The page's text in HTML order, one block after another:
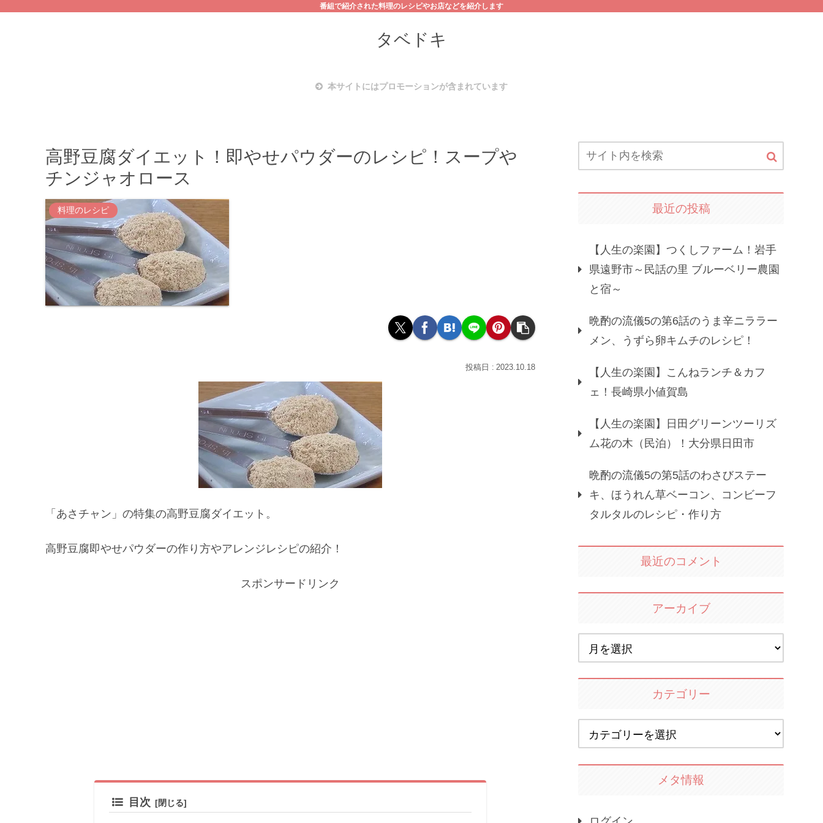
番組で紹介された料理のレシピやお店などを紹介します
タベドキ
本サイトにはプロモーションが含まれています
高野豆腐ダイエット！即やせパウダーのレシピ！スープや
チンジャオロース
料理のレシピ
2023.10.18
「あさチャン」の特集の高野豆腐ダイエット。
高野豆腐即やせパウダーの作り方やアレンジレシピの紹介！
スポンサードリンク
目次
最近の投稿
【人生の楽園】つくしファーム！岩手
県遠野市～民話の里 ブルーベリー農園
と宿～
晩酌の流儀5の第6話のうま辛ニララー
メン、うずら卵キムチのレシピ！
【人生の楽園】こんねランチ＆カフ
ェ！長崎県小値賀島
【人生の楽園】日田グリーンツーリズ
ム花の木（民泊）！大分県日田市
晩酌の流儀5の第5話のわさびステー
キ、ほうれん草ベーコン、コンビーフ
タルタルのレシピ・作り方
最近のコメント
アーカイブ
カテゴリー
メタ情報